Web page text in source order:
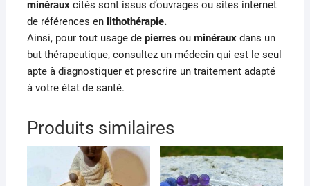
minérauxcités sont issus d’ouvrages ou sites internet
de références en lithothérapie.
Ainsi, pour tout usage de pierresou minérauxdans un
but thérapeutique, consultez un médecin qui est le seul
apte à diagnostiquer et prescrire un traitement adapté
à votre état de santé.
Produits similaires